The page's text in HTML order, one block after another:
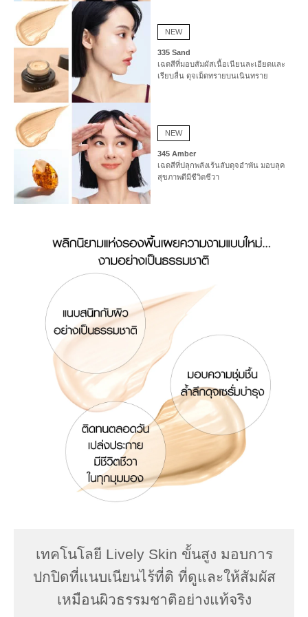
NEW
335 Sand
เฉดสีที่มอบสัมผัสเนื้อเนียนละเอียดและ
เรียบลื่น ดุจเม็ดทรายบนเนินทราย
NEW
345 Amber
เฉดสีที่ปลุกพลังเร้นลับดุจอำพัน มอบลุค
สุขภาพดีมีชีวิตชีวา
เทคโนโลยี Lively Skin ขั้นสูง มอบการ
ปกปิดที่แนบเนียนไร้ที่ติ ที่ดูและให้สัมผัส
เหมือนผิวธรรมชาติอย่างแท้จริง